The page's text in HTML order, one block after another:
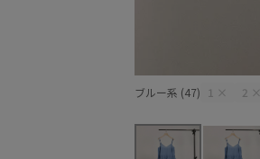
ブルー系 (47) 1 × 2 ×